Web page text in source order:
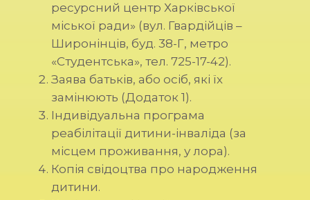
ресурсний центр Харківської
міської ради» (вул. Гвардійців –
Широнінців, буд. 38-Г, метро
«Студентська», тел. 725-17-42).
Заява батьків, або осіб, які їх
замінюють (Додаток 1).
Індивідуальна програма
реабілітації дитини-інваліда (за
місцем проживання, у лора).
Копія свідоцтва про народження
дитини.